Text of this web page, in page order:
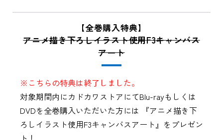
【全巻購入特典】
アニメ描き下ろしイラスト使用F3キャンバス
アート
※こちらの特典は終了しました。
対象期間内にカドカワストアにてBlu-rayもしくは
DVDを全巻購入いただいた方には 『アニメ描き下
ろしイラスト使用F3キャンバスアート』をプレゼン